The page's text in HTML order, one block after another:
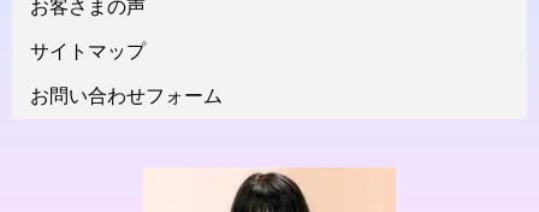
お客さまの声
サイトマップ
お問い合わせフォーム